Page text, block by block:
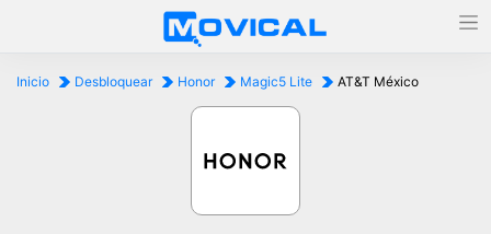
Inicio Desbloquear Honor Magic5 Lite AT&T México